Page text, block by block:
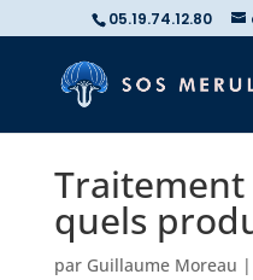
05.19.74.12.80
Traitement
quels
par Guillaume Moreau |